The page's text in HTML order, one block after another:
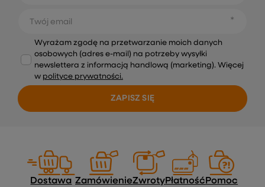
Twój email
Wyrażam zgodę na przetwarzanie moich danych
osobowych (adres e-mail) na potrzeby wysyłki
newslettera z informacją handlową (marketing). Więcej
w polityce prywatności.
ZAPISZ SIĘ
Dostawa ZamówienieZwrotyPłatnośćPomoc